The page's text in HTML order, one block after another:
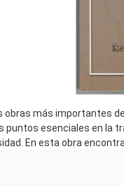
obras más importantes
puntos esenciales en la
En esta obra